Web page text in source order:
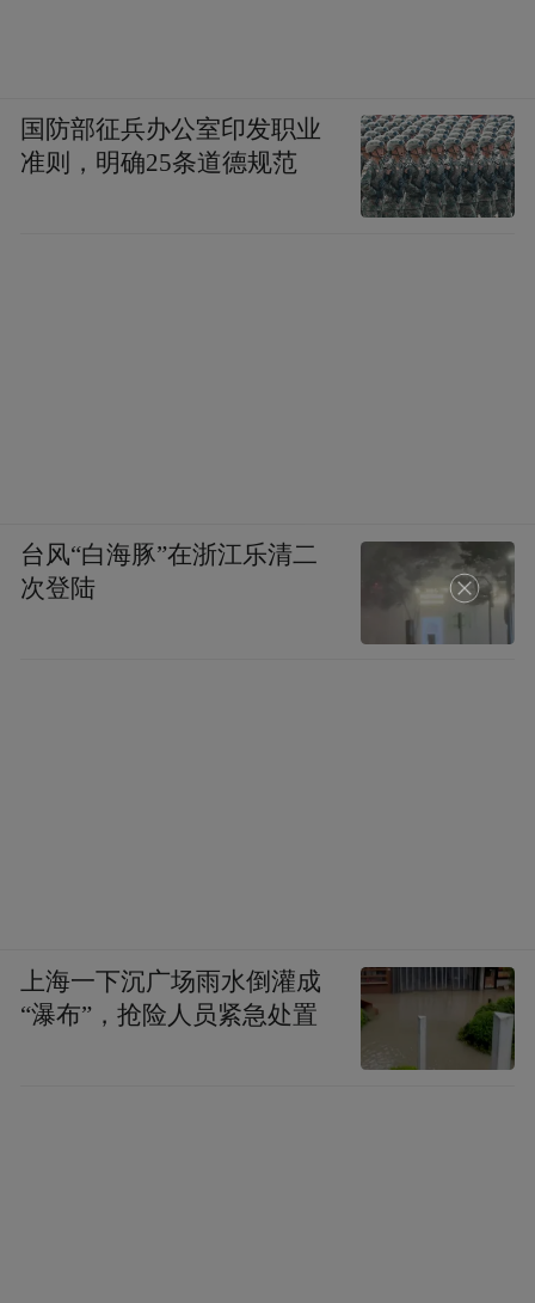
国防部征兵办公室印发职业
准则，明确25条道德规范
台风“白海豚”在浙江乐清二
次登陆
上海一下沉广场雨水倒灌成
“瀑布”，抢险人员紧急处置